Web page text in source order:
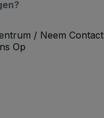
/ Neem Contact
Op